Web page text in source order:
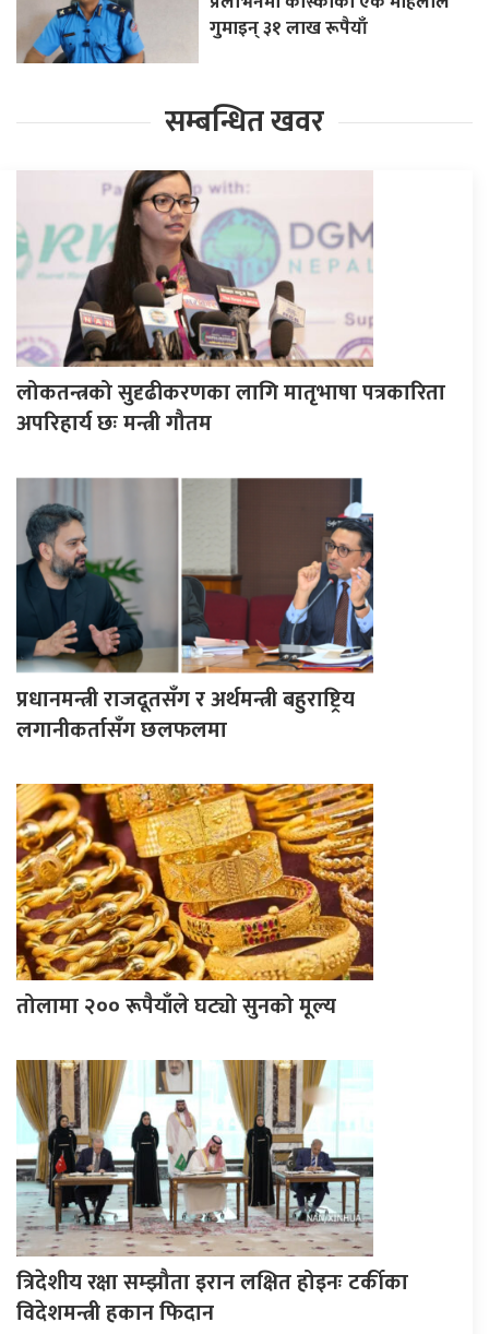
गुमाइन् ३१ लाख रूपैयाँ
सम्बन्धित खवर
लोकतन्त्रको सुदृढीकरणका लागि मातृभाषा पत्रकारिता
अपरिहार्य छः मन्त्री गौतम
प्रधानमन्त्री राजदूतसँग र अर्थमन्त्री बहुराष्ट्रिय
लगानीकर्तासँग छलफलमा
तोलामा २०० रूपैयाँले घट्यो सुनको मूल्य
त्रिदेशीय रक्षा सम्झौता इरान लक्षित होइनः टर्कीका
विदेशमन्त्री हकान फिदान